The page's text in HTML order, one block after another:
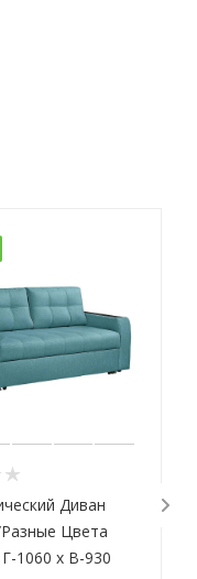
Диван
Цвета
1060 х В-930